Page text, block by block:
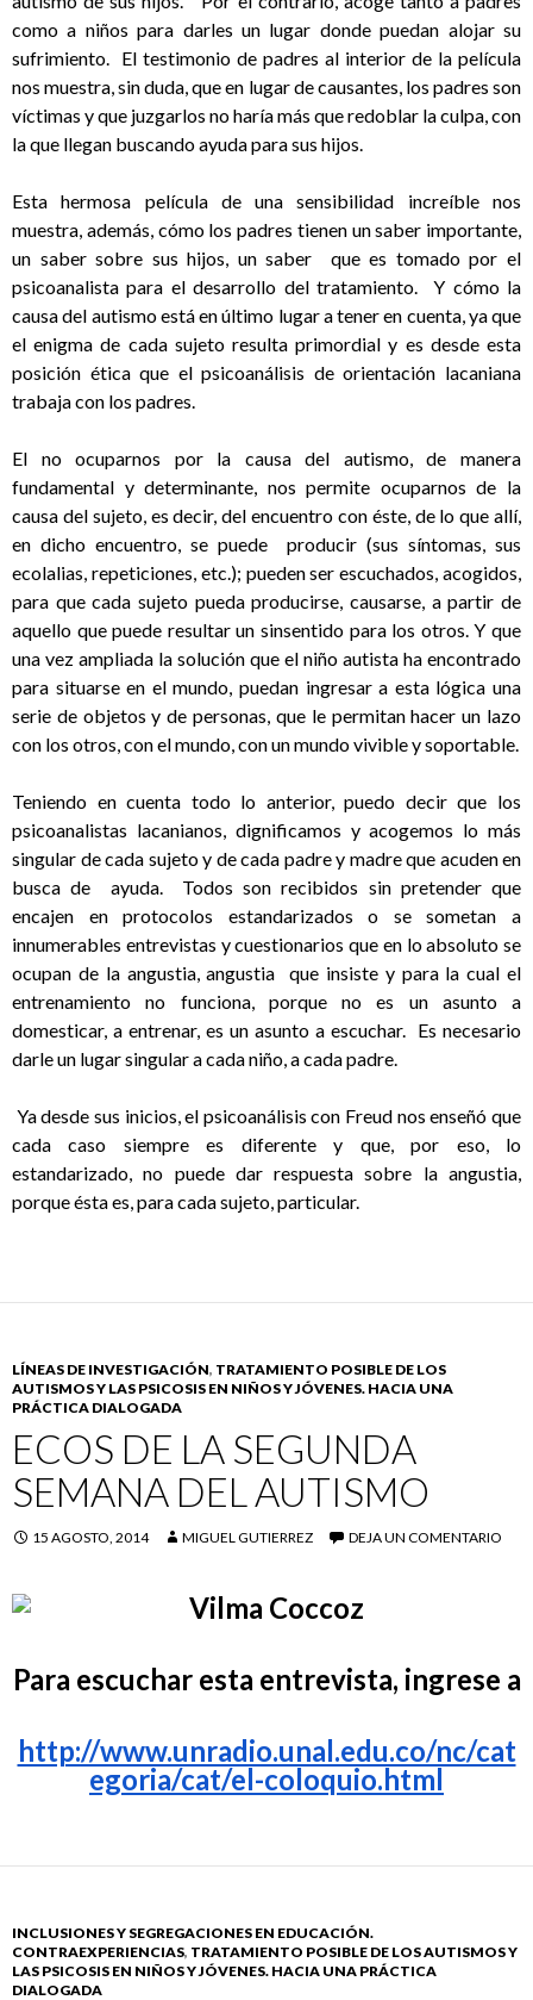
como a niños para darles un lugar donde puedan alojar su
sufrimiento. El testimonio de padres al interior de la película
nos muestra, sin duda, que en lugar de causantes, los padres son
víctimas y que juzgarlos no haría más que redoblar la culpa, con
la que llegan buscando ayuda para sus hijos.
Esta hermosa película de una sensibilidad increíble nos
muestra, además, cómo los padres tienen un saber importante,
un saber sobre sus hijos, un saber que es tomado por el
psicoanalista para el desarrollo del tratamiento. Y cómo la
causa del autismo está en último lugar a tener en cuenta, ya que
el enigma de cada sujeto resulta primordial y es desde esta
posición ética que el psicoanálisis de orientación lacaniana
trabaja con los padres.
El no ocuparnos por la causa del autismo, de manera
fundamental y determinante, nos permite ocuparnos de la
causa del sujeto, es decir, del encuentro con éste, de lo que allí,
en dicho encuentro, se puede producir (sus síntomas, sus
ecolalias, repeticiones, etc.); pueden ser escuchados, acogidos,
para que cada sujeto pueda producirse, causarse, a partir de
aquello que puede resultar un sinsentido para los otros. Y que
una vez ampliada la solución que el niño autista ha encontrado
para situarse en el mundo, puedan ingresar a esta lógica una
serie de objetos y de personas, que le permitan hacer un lazo
con los otros, con el mundo, con un mundo vivible y soportable.
Teniendo en cuenta todo lo anterior, puedo decir que los
psicoanalistas lacanianos, dignificamos y acogemos lo más
singular de cada sujeto y de cada padre y madre que acuden en
busca de ayuda. Todos son recibidos sin pretender que
encajen en protocolos estandarizados o se sometan a
innumerables entrevistas y cuestionarios que en lo absoluto se
ocupan de la angustia, angustia que insiste y para la cual el
entrenamiento no funciona, porque no es un asunto a
domesticar, a entrenar, es un asunto a escuchar. Es necesario
darle un lugar singular a cada niño, a cada padre.
Ya desde sus inicios, el psicoanálisis con Freud nos enseñó que
cada caso siempre es diferente y que, por eso, lo
estandarizado, no puede dar respuesta sobre la angustia,
porque ésta es, para cada sujeto, particular.
LÍNEAS DE INVESTIGACIÓN, TRATAMIENTO POSIBLE DE LOS
AUTISMOS Y LAS PSICOSIS EN NIÑOS Y JÓVENES. HACIA UNA
PRÁCTICA DIALOGADA
ECOS DE LA SEGUNDA
SEMANA DEL AUTISMO
15 AGOSTO, 2014 MIGUEL GUTIERREZ DEJA UN COMENTARIO
Para escuchar esta entrevista, ingrese a
http://www.unradio.unal.edu.co/nc/cat
egoria/cat/el-coloquio.html
INCLUSIONES Y SEGREGACIONES EN EDUCACIÓN.
CONTRAEXPERIENCIAS, TRATAMIENTO POSIBLE DE LOS AUTISMOS Y
LAS PSICOSIS EN NIÑOS Y JÓVENES. HACIA UNA PRÁCTICA
DIALOGADA